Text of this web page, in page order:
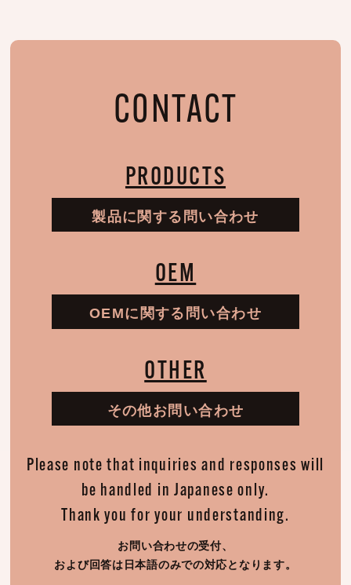
CONTACT
PRODUCTS
製品に関する問い合わせ
OEM
OEMに関する問い合わせ
OTHER
その他お問い合わせ
Please note that inquiries and responses will
be handled in Japanese only.
Thank you for your understanding.
お問い合わせの受付、
および回答は日本語のみでの対応となります。